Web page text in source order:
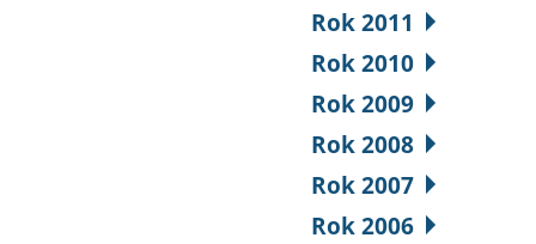
Rok 2011
Rok 2010
Rok 2009
Rok 2008
Rok 2007
Rok 2006